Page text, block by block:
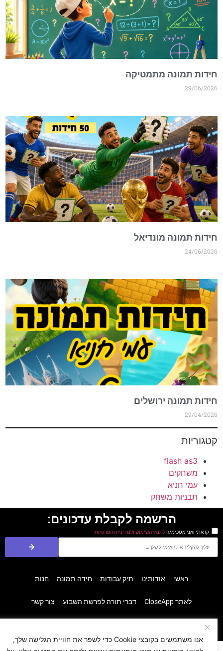
אנו משתמשים בקובצי Cookie כדי לשפר את חוויית הגלישה שלך,
חידות תמונה מתמטיקה
29/06/2026
חידות תמונה מונדיאל
24/06/2026
חידות תמונה ירושלים
29/04/2026
קטגוריות
flash as3
משחקים
עמי חניא
תבניות משחק
הרשמה לקבלת עדכונים:
קראתי ואני מסכימ/הלתנאי השימוש ולמדיניות הפרטיות
ראשי אודותינו תיק עבודות חידה תמונה חנות
לאתר CloseApp דברי תורה לפרשת השבוע צור קשר